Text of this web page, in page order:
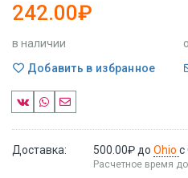
242.00₽
в наличии
Добавить в избранное
Доставка: 500.00₽ до Ohio с
Расчетное время